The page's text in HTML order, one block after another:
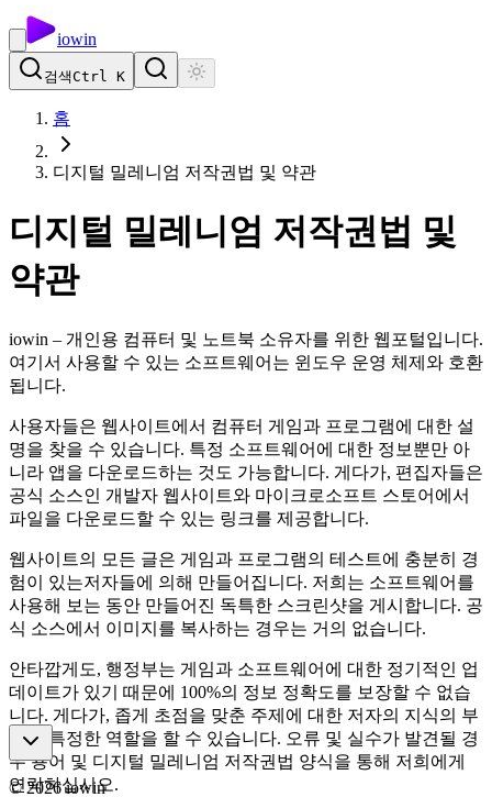
iowin
검색Ctrl K
홈
디지털 밀레니엄 저작권법 및 약관
디지털 밀레니엄 저작권법 및
약관
iowin – 개인용 컴퓨터 및 노트북 소유자를 위한 웹포털입니다.
여기서 사용할 수 있는 소프트웨어는 윈도우 운영 체제와 호환
됩니다.
사용자들은 웹사이트에서 컴퓨터 게임과 프로그램에 대한 설
명을 찾을 수 있습니다. 특정 소프트웨어에 대한 정보뿐만 아
니라 앱을 다운로드하는 것도 가능합니다. 게다가, 편집자들은
공식 소스인 개발자 웹사이트와 마이크로소프트 스토어에서
파일을 다운로드할 수 있는 링크를 제공합니다.
웹사이트의 모든 글은 게임과 프로그램의 테스트에 충분히 경
험이 있는저자들에 의해 만들어집니다. 저희는 소프트웨어를
사용해 보는 동안 만들어진 독특한 스크린샷을 게시합니다. 공
식 소스에서 이미지를 복사하는 경우는 거의 없습니다.
안타깝게도, 행정부는 게임과 소프트웨어에 대한 정기적인 업
데이트가 있기 때문에 100%의 정보 정확도를 보장할 수 없습
니다. 게다가, 좁게 초점을 맞춘 주제에 대한 저자의 지식의 부
족은 특정한 역할을 할 수 있습니다. 오류 및 실수가 발견될 경
우 용어 및 디지털 밀레니엄 저작권법 양식을 통해 저희에게
연락하십시오.
©2026iowin